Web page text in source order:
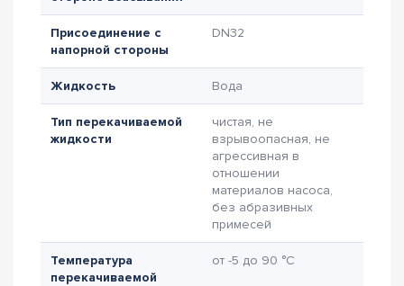
Присоединение с
напорной стороны
DN32
Жидкость Вода
Тип перекачиваемой
жидкости
чистая, не
взрывоопасная, не
агрессивная в
отношении
материалов насоса,
без абразивных
примесей
Температура
перекачиваемой
от -5 до 90 °C